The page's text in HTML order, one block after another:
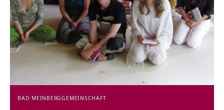
BAD MEINBERGGEMEINSCHAFT